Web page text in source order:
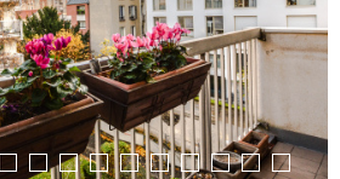
RECHERCHER